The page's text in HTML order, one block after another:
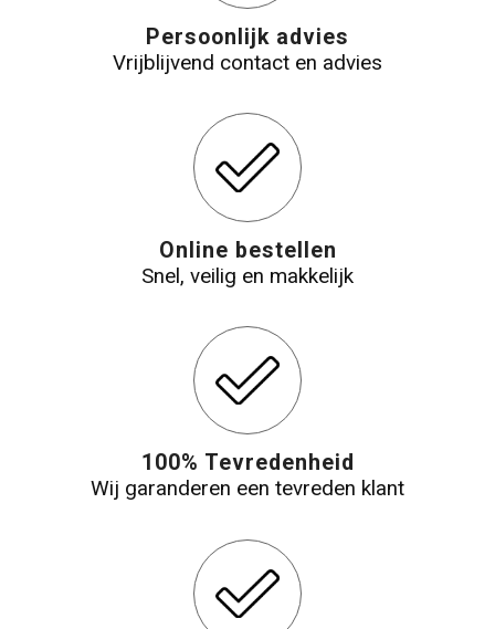
Persoonlijk advies
Vrijblijvend contact en advies
Online bestellen
Snel, veilig en makkelijk
100% Tevredenheid
Wij garanderen een tevreden klant